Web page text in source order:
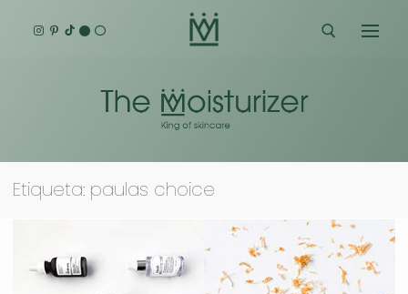
Buscar:
Etiqueta: paulas choice